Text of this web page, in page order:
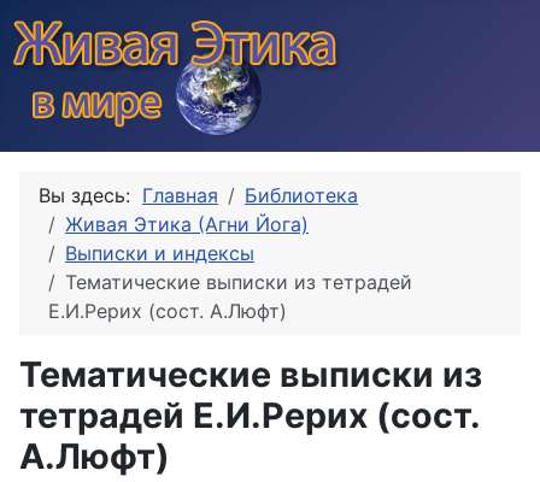
Вы здесь: Главная
Библиотека
Живая Этика (Агни Йога)
Выписки и индексы
Тематические выписки из тетрадей
Е.И.Рерих (сост. А.Люфт)
Тематические выписки из
тетрадей Е.И.Рерих (сост.
А.Люфт)